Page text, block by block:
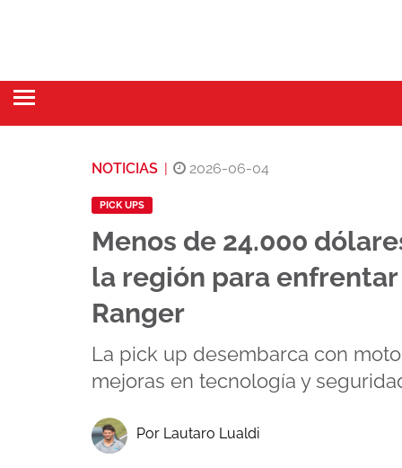
NOTICIAS 2026-06-04
PICK UPS
Menos de 24.000
la región para enfrentar
Ranger
La pick up desembarca con
mejoras en tecnología y
Por Lautaro Lualdi